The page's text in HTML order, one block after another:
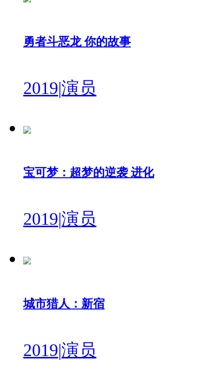
勇者斗恶龙 你的故事
2019|演员
宝可梦：超梦的逆袭 进化
2019|演员
城市猎人：新宿
2019|演员